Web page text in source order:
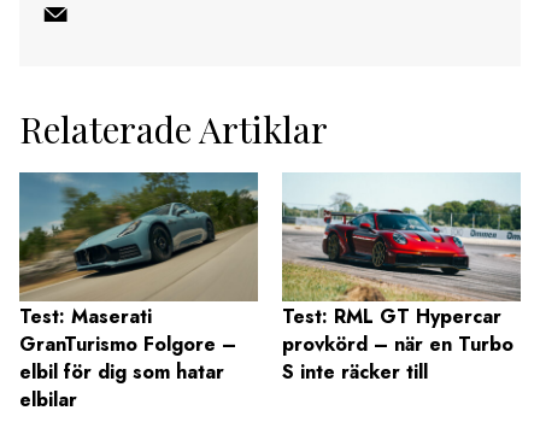
Relaterade Artiklar
Test: Maserati
GranTurismo Folgore –
elbil för dig som hatar
elbilar
Test: RML GT Hypercar
provkörd – när en Turbo
S inte räcker till